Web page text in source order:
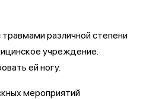
различной степени
учреждение.
ей ногу.
мероприятий